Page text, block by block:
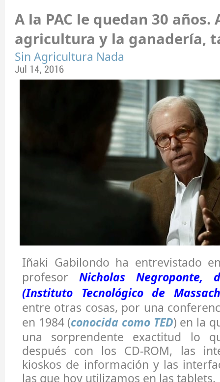
A la PAC le quedan 30 años.
agricultura y la ganadería,
Sin Agricultura Nada
Jul 14, 2016
Iñaki Gabilondo ha entrevistado
profesor Nicholas Negroponte,
(Instituto Tecnológico de
entre otras cosas, por una
en 1984 (conocida como TED) en la
una sorprendente exactitud lo
después con los CD-ROM, las
kioskos de información y las
las que hoy utilizamos en las tablets.